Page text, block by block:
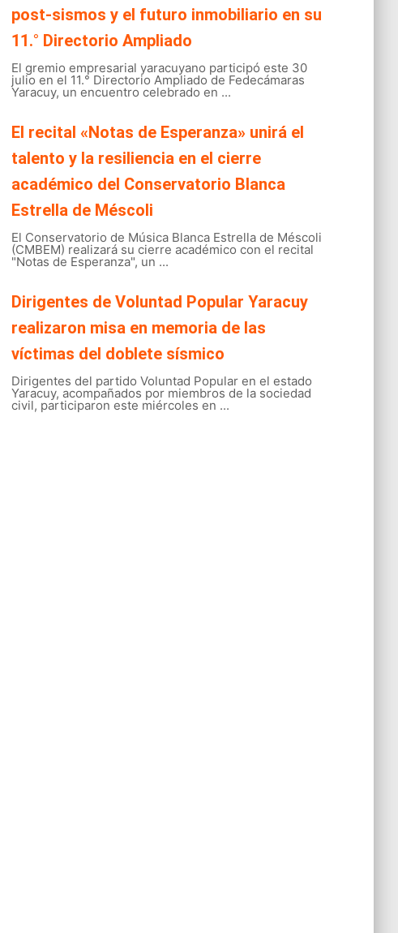
post-sismos y el futuro inmobiliario en su
11.° Directorio Ampliado
El gremio empresarial yaracuyano participó este 30
julio en el 11.° Directorio Ampliado de Fedecámaras
Yaracuy, un encuentro celebrado en ...
El recital «Notas de Esperanza» unirá el
talento y la resiliencia en el cierre
académico del Conservatorio Blanca
Estrella de Méscoli
El Conservatorio de Música Blanca Estrella de Méscoli
(CMBEM) realizará su cierre académico con el recital
"Notas de Esperanza", un ...
Dirigentes de Voluntad Popular Yaracuy
realizaron misa en memoria de las
víctimas del doblete sísmico
Dirigentes del partido Voluntad Popular en el estado
Yaracuy, acompañados por miembros de la sociedad
civil, participaron este miércoles en ...